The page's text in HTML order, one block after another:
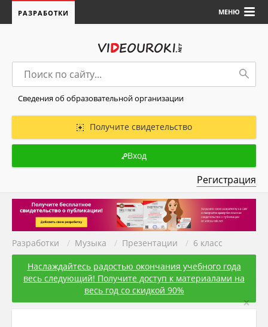
МЕНЮ
РАЗРАБОТКИ
Сведения об образовательной организации
Получите свидетельство
Вход
Регистрация
Разработки / Музыка / Презентации / 6 класс
Наслаждайтесь радостью окончания учебного года
весь следующий! Получите доступ к материалами на
весь год со скидкой 90%
×